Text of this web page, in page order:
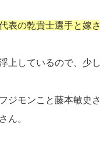
表の乾貴士選手と嫁
上しているので、少
ジモンこと藤本敏史
さん。